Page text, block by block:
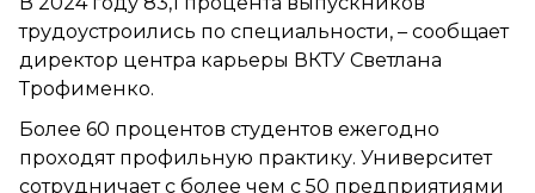
трудоустроились по специальности, – сообщает
директор центра карьеры ВКТУ Светлана
Трофименко.
Более 60 процентов студентов ежегодно
проходят профильную практику. Университет
сотрудничает с более чем с 50 предприятиями